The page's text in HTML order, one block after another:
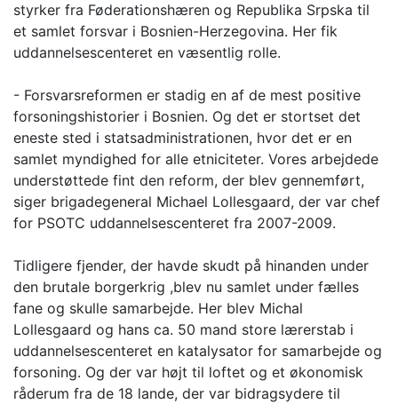
styrker fra Føderationshæren og Republika Srpska til
et samlet forsvar i Bosnien-Herzegovina. Her fik
uddannelsescenteret en væsentlig rolle.
- Forsvarsreformen er stadig en af de mest positive
forsoningshistorier i Bosnien. Og det er stortset det
eneste sted i statsadministrationen, hvor det er en
samlet myndighed for alle etniciteter. Vores arbejdede
understøttede fint den reform, der blev gennemført,
siger brigadegeneral Michael Lollesgaard, der var chef
for PSOTC uddannelsescenteret fra 2007-2009.
Tidligere fjender, der havde skudt på hinanden under
den brutale borgerkrig ,blev nu samlet under fælles
fane og skulle samarbejde. Her blev Michal
Lollesgaard og hans ca. 50 mand store lærerstab i
uddannelsescenteret en katalysator for samarbejde og
forsoning. Og der var højt til loftet og et økonomisk
råderum fra de 18 lande, der var bidragsydere til